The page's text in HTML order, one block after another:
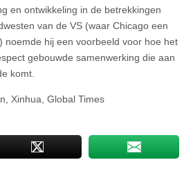
en ontwikkeling in de betrekkingen
van de VS (waar Chicago een
noemde hij een voorbeeld voor hoe het
gebouwde samenwerking die aan
komt.
Xinhua, Global Times